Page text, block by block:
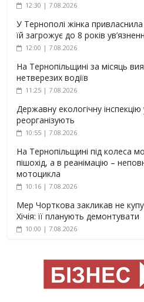
12:30 | 7.08.2026
У Тернополі жінка привласнила
їй загрожує до 8 років
12:00 | 7.08.2026
На Тернопільщині за місяць
нетверезих водіїв
11:25 | 7.08.2026
Державну екологічну інспекцію
реорганізують
10:55 | 7.08.2026
На Тернопільщині під колеса
пішохід, а в реанімацію –
мотоцикла
10:16 | 7.08.2026
Мер Чорткова закликав не
Хічія: її планують демонтувати
10:00 | 7.08.2026